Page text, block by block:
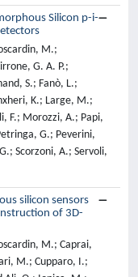
Silicon p-i-
M.;
G. A. P.;
S.; Fanò, L.;
K.; Large, M.;
F.; Morozzi, A.; Papi,
G.; Peverini,
Scorzoni, A.; Servoli,
silicon sensors
of 3D-
M.; Caprai,
M.; Cupparo, I.;